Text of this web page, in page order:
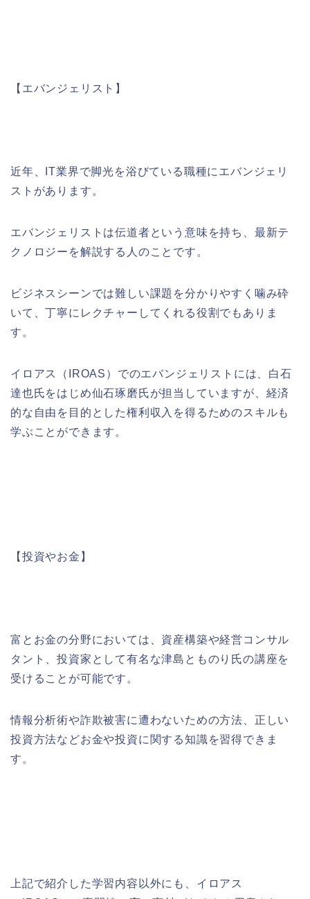
【エバンジェリスト】
近年、 IT業界で脚光を浴びている職種にエバンジェリ
ストがあります。
エバンジェリストは伝道者という意味を持ち、最新テ
クノロジーを解説する人のことです。
ビジネスシーンでは難しい課題を分かりやすく噛み砕
いて、丁寧にレクチャーしてくれる役割でもありま
す。
イロアス（ IROAS ）でのエバンジェリストには、白石
達也氏をはじめ仙石琢磨氏が担当していますが、経済
的な自由を目的とした権利収入を得るためのスキルも
学ぶことができます。
【投資やお金】
富とお金の分野においては、資産構築や経営コンサル
タント、投資家として有名な津島とものり氏の講座を
受けることが可能です。
情報分析術や詐欺被害に遭わないための方法、正しい
投資方法などお金や投資に関する知識を習得できま
す。
上記で紹介した学習内容以外にも、イロアス